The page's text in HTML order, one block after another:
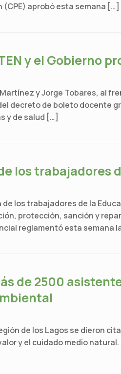
(CPE) aprobó esta semana […]
y el Gobierno
Martínez y Jorge Tobares, al
decreto de boleto docente
y de salud […]
los trabajadores
de los trabajadores de la
protección, sanción y
reglamentó esta semana
de 2500
de los Lagos se dieron
y el cuidado medio natural.